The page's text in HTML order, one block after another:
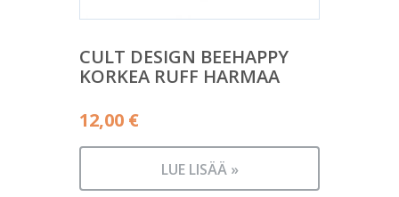
CULT DESIGN BEEHAPPY
KORKEA RUFF HARMAA
12,00 €
LUE LISÄÄ »